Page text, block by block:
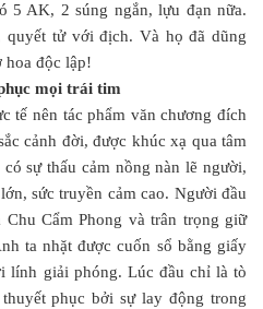
5 AK, 2 súng ngắn, lựu đạn nữa.
quyết tử với địch. Và họ đã dũng
hoa độc lập!
mọi trái tim
tế nên tác phẩm văn chương đích
cảnh đời, được khúc xạ qua tâm
sự thấu cảm nồng nàn lẽ người,
sức truyền cảm cao. Người đầu
Cẩm Phong và trân trọng giữ
ta nhặt được cuốn sổ bằng giấy
lính giải phóng. Lúc đầu chỉ là tò
phục bởi sự lay động trong